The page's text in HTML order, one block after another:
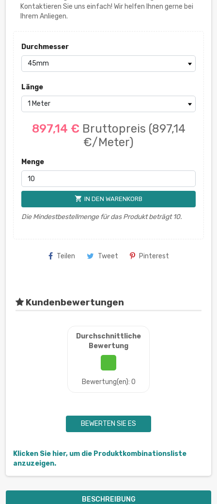
Kontaktieren Sie uns einfach! Wir helfen Ihnen gerne bei
Ihrem Anliegen.
Durchmesser
Länge
897,14 € Bruttopreis (897,14
€/Meter)
Menge
shopping_cart IN DEN WARENKORB
Die Mindestbestellmenge für das Produkt beträgt 10.
Teilen Tweet Pinterest
Kundenbewertungen
Durchschnittliche
Bewertung
Bewertung(en): 0
BEWERTEN SIE ES
Klicken Sie hier, um die Produktkombinationsliste
anzuzeigen.
BESCHREIBUNG